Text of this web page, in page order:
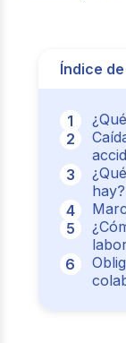
Índice
hay?